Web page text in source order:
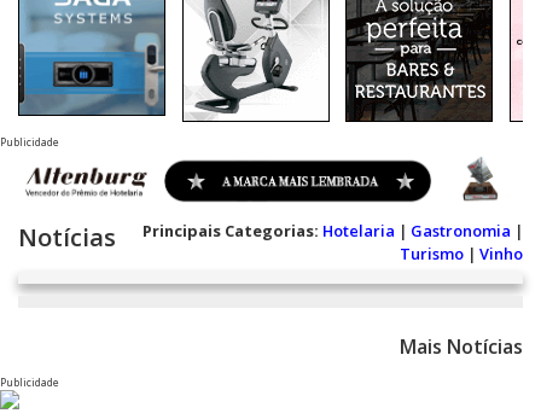
Publicidade
Notícias Principais Categorias: Hotelaria | Gastronomia |
Turismo | Vinho
Mais Notícias
Publicidade